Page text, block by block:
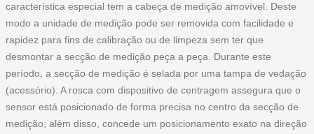
característica especial tem a cabeça de medição amovível. Deste
modo a unidade de medição pode ser removida com facilidade e
rapidez para fins de calibração ou de limpeza sem ter que
desmontar a secção de medição peça a peça. Durante este
período, a secção de medição é selada por uma tampa de vedação
(acessório). A rosca com dispositivo de centragem assegura que o
sensor está posicionado de forma precisa no centro da secção de
medição, além disso, concede um posicionamento exato na direção